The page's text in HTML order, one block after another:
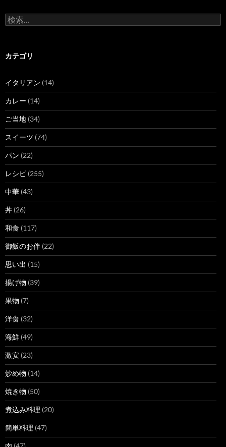
検
索:
カテゴリ
イタリアン (14)
カレー (14)
ご当地 (34)
スイーツ (74)
パン (22)
レシピ (255)
中華 (43)
丼 (26)
和食 (117)
御飯のお伴 (22)
思い出 (15)
揚げ物 (39)
果物 (7)
洋食 (32)
海鮮 (49)
激安 (23)
炒め物 (14)
焼き物 (50)
煮込み料理 (20)
簡単料理 (47)